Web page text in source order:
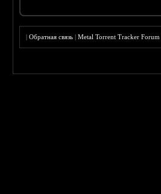
|Обратная связь |Metal Torrent Tracker Forum